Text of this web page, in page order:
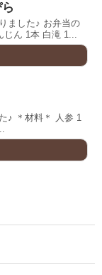
ました♪ お弁当の
じん 1本 白滝 1...
♪ ＊材料＊ 人参 1